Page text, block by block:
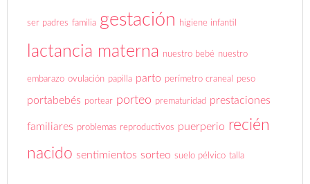
ser padres familia gestación higiene infantil
lactancia materna nuestro bebé nuestro
embarazo ovulación papilla parto perímetro craneal peso
portabebés portear porteo prematuridad prestaciones
familiares problemas reproductivos puerperio recién
nacido sentimientos sorteo suelo pélvico talla